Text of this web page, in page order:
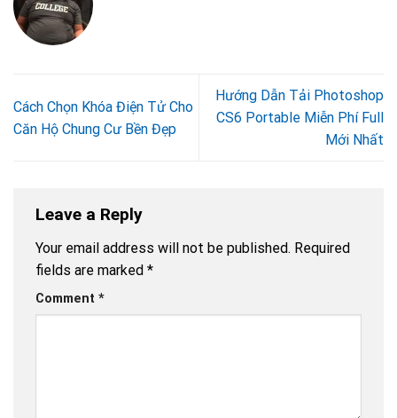
Cách Chọn Khóa Điện Tử Cho
Căn Hộ Chung Cư Bền Đẹp
Hướng Dẫn Tải Photoshop
CS6 Portable Miễn Phí Full
Mới Nhất
Leave a Reply
Your email address will not be published. Required
fields are marked *
Comment *